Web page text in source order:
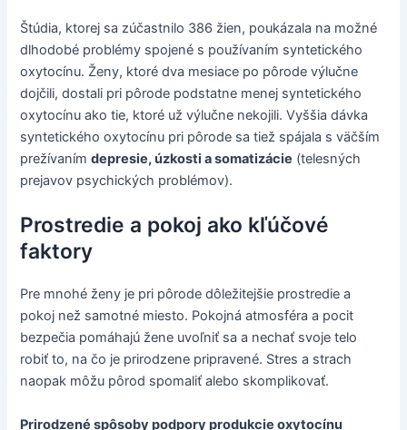
Štúdia, ktorej sa zúčastnilo 386 žien, poukázala na možné
dlhodobé problémy spojené s používaním syntetického
oxytocínu. Ženy, ktoré dva mesiace po pôrode výlučne
dojčili, dostali pri pôrode podstatne menej syntetického
oxytocínu ako tie, ktoré už výlučne nekojili. Vyššia dávka
syntetického oxytocínu pri pôrode sa tiež spájala s väčším
prežívanímdepresie, úzkosti a somatizácie (telesných
prejavov psychických problémov).
Prostredie a pokoj ako kľúčové
faktory
Pre mnohé ženy je pri pôrode dôležitejšie prostredie a
pokoj než samotné miesto. Pokojná atmosféra a pocit
bezpečia pomáhajú žene uvoľniť sa a nechať svoje telo
robiť to, na čo je prirodzene pripravené. Stres a strach
naopak môžu pôrod spomaliť alebo skomplikovať.
Prirodzené spôsoby podpory produkcie oxytocínu